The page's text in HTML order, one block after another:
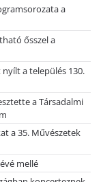
a
ősszel a
a település 130.
a Társadalmi
a 35. Művészetek
mellé